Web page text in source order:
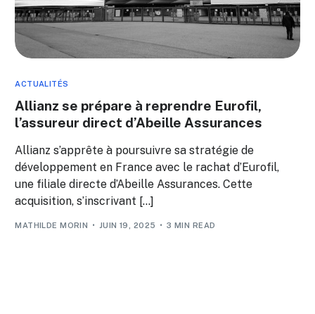
ACTUALITÉS
Allianz se prépare à reprendre Eurofil,
l’assureur direct d’Abeille Assurances
Allianz s’apprête à poursuivre sa stratégie de
développement en France avec le rachat d’Eurofil,
une filiale directe d’Abeille Assurances. Cette
acquisition, s’inscrivant […]
MATHILDE MORIN JUIN 19, 2025 3 MIN READ